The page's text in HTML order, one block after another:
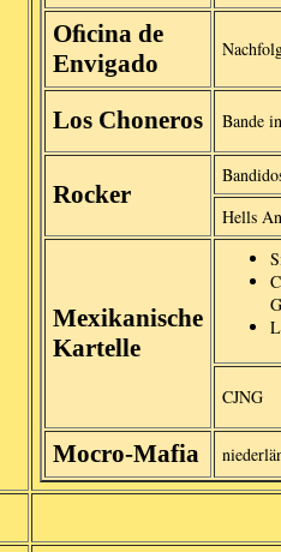
Oﬁcina de
Envigado
Los Choneros Bande
Rocker
Hells
Mexikanische
Kartelle
CJNG
Mocro-Mafia